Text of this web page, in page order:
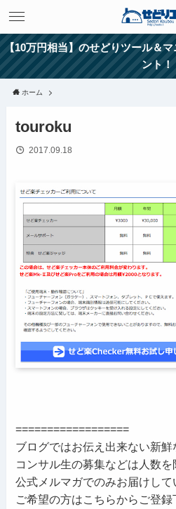
【10万円相当】のせどりツール＆
ント！
ホーム
touroku
2017.09.18
==================
ブログではお伝え出来ない新鮮
コンサル生の募集などは人数
公式メルマガでのみお届けして
ご希望の方はこちらからご登録